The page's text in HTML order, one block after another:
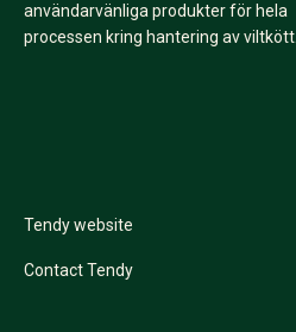
användarvänliga produkter för hela
processen kring hantering av viltkött.
Tendy website
Contact Tendy